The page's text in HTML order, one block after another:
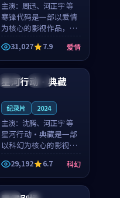
主演： 周迅、河正宇 等
寒锋代码是一部以爱情
为核心的影视作品，围
绕危机、反转与人物成
长展开，整体节奏紧
凑，值得推荐观看。
31,027 7.9 爱情
英国 高分
星河行动·典藏
纪录片 2024
主演： 沈腾、河正宇 等
星河行动·典藏是一部
以科幻为核心的影视作
品，围绕危机、反转与
人物成长展开，整体节
奏紧凑，值得推荐观
看。
29,192 6.7 科幻